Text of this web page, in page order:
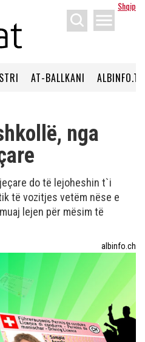
Shqip
menu
AT-BALLKANI ALBINFO.TV
nga
do të lejoheshin t`i
të vozitjes vetëm nëse e
lejen për mësim të
albinfo.ch